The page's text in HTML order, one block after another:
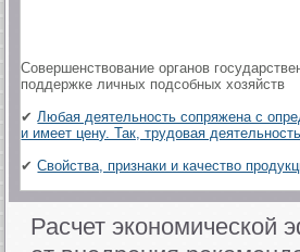
Совершенствование органов
поддержке личных подсобных хозяйств
✔Любая деятельность сопряжена с
и имеет цену. Так, трудовая
✔Свойства, признаки и качество
Расчет экономической